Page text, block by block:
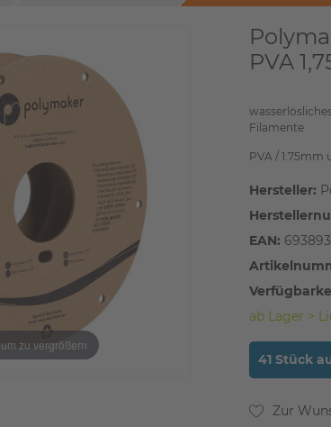
zu vergrößern
PVA
Filamente
PVA / 1.75mm
Hersteller:
EAN:
ab Lager >
41 Stück